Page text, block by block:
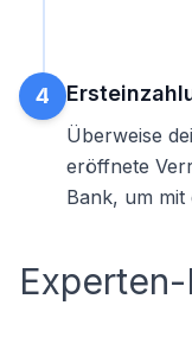
4
Überweise
eröffnete
Bank, um mit